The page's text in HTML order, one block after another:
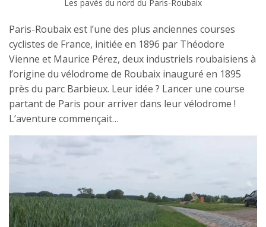
Les pavés du nord du Paris-Roubaix
Paris-Roubaix est l’une des plus anciennes courses
cyclistes de France, initiée en 1896 par Théodore
Vienne et Maurice Pérez, deux industriels roubaisiens à
l’origine du vélodrome de Roubaix inauguré en 1895
près du parc Barbieux. Leur idée ? Lancer une course
partant de Paris pour arriver dans leur vélodrome !
L’aventure commençait…